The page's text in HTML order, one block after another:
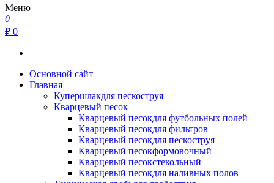
Меню
0
₽ 0
Основной сайт
Главная
Купершлакдля пескоструя
Кварцевый песок
Кварцевый песокдля футбольных полей
Кварцевый песокдля фильтров
Кварцевый песокдля пескоструя
Кварцевый песокформовочный
Кварцевый песокстекольный
Кварцевый песокдля наливных полов